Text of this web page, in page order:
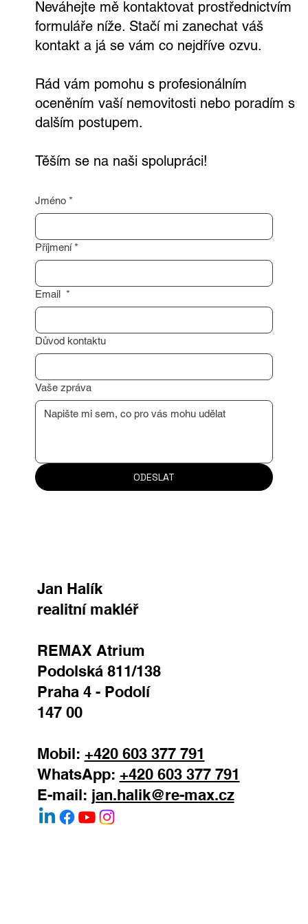
Neváhejte mě kontaktovat prostřednictvím
formuláře níže. Stačí mi zanechat váš
kontakt a já se vám co nejdříve ozvu.
Rád vám pomohu s profesionálním
oceněním vaší nemovitosti nebo poradím s
dalším postupem.
Těším se na naši spolupráci!
Jméno *
Příjmení *
Email *
Důvod kontaktu
Vaše zpráva
ODESLAT
Jan Halík
realitní makléř
REMAX Atrium
Podolská 811/138
Praha 4 - Podolí
147 00
Mobil: +420 603 377 791
WhatsApp: +420 603 377 791
E-mail: jan.halik@re-max.cz